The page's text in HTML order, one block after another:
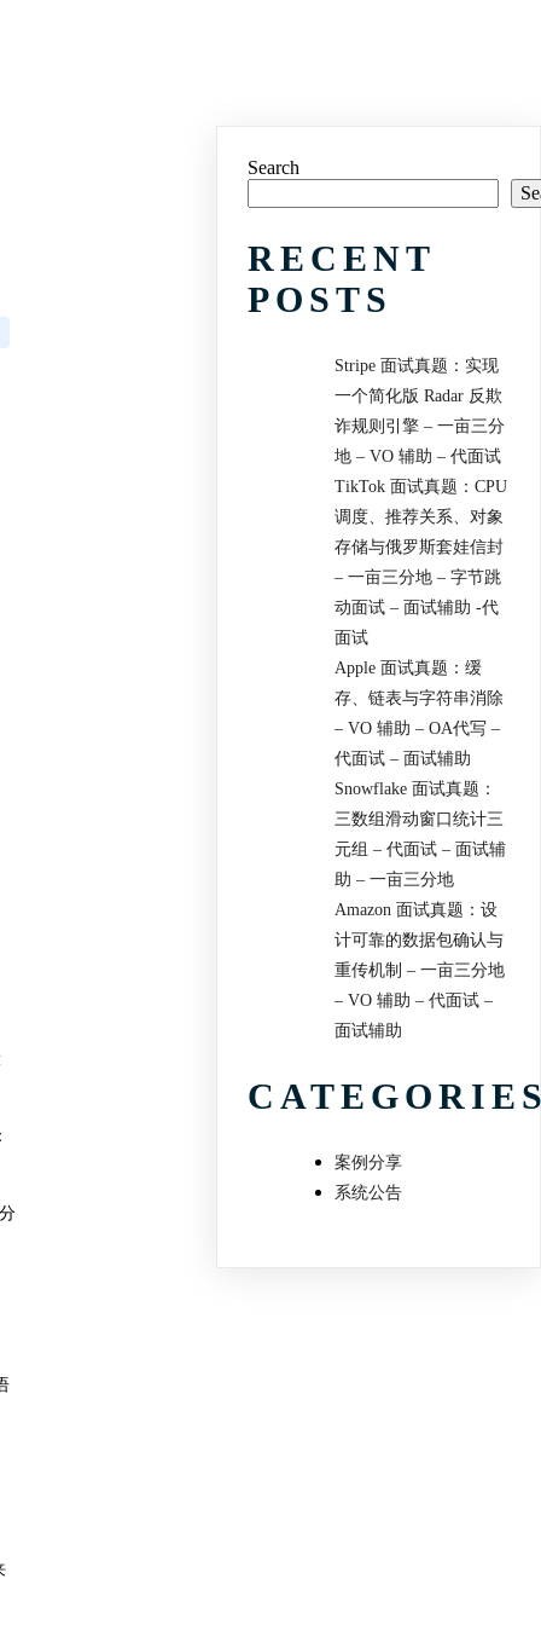
Search
RECENT
POSTS
Stripe 面试真题：实现
一个简化版 Radar 反欺
诈规则引擎 – 一亩三分
地 – VO 辅助 – 代面试
TikTok 面试真题：CPU
调度、推荐关系、对象
存储与俄罗斯套娃信封
– 一亩三分地 – 字节跳
动面试 – 面试辅助 -代
面试
Apple 面试真题：缓
存、链表与字符串消除
– VO 辅助 – OA代写 –
代面试 – 面试辅助
Snowflake 面试真题：
三数组滑动窗口统计三
元组 – 代面试 – 面试辅
助 – 一亩三分地
Amazon 面试真题：设
计可靠的数据包确认与
重传机制 – 一亩三分地
– VO 辅助 – 代面试 –
面试辅助
案例分享
系统公告